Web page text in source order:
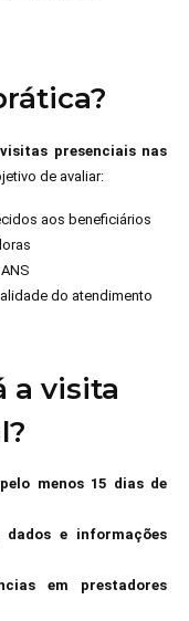
visitas presenciais nas
de avaliar:
aos beneficiários
do atendimento
a visita
pelo menos 15 dias de
dados e informações
em prestadores